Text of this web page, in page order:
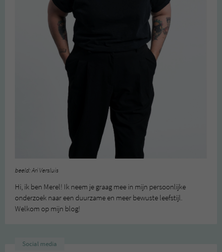
beeld: Ari Versluis
Hi, ik ben Merel! Ik neem je graag mee in mijn persoonlijke
onderzoek naar een duurzame en meer bewuste leefstijl.
Welkom op mijn blog!
Social media